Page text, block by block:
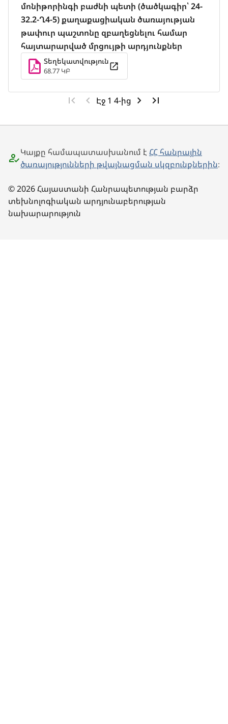
մոնիթորինգի բաժնի պետի (ծածկագիր՝ 24-
32.2-Ղ4-5) քաղաքացիական ծառայության
թափուր պաշտոնը զբաղեցնելու համար
հայտարարված մրցույթի արդյունքներ
Տեղեկատվություն
68.77 ԿԲ
Էջ 1 4-ից
Կայքը համապատասխանում է ՀՀ հանրային
ծառայությունների թվայնացման սկզբունքներին։
© 2026 Հայաստանի Հանրապետության բարձր
տեխնոլոգիական արդյունաբերության
նախարարություն